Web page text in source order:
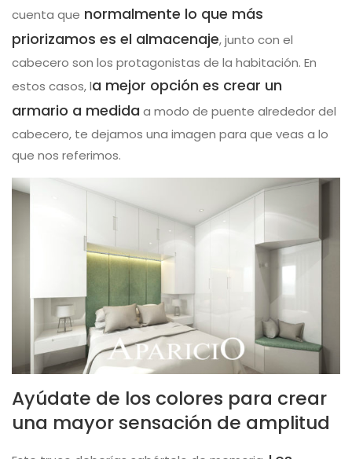
cuenta que normalmente lo que más
priorizamos es el almacenaje, junto con el
cabecero son los protagonistas de la habitación. En
estos casos, la mejor opción es crear un
armario a medida a modo de puente alrededor del
cabecero, te dejamos una imagen para que veas a lo
que nos referimos.
Ayúdate de los colores para crear
una mayor sensación de amplitud